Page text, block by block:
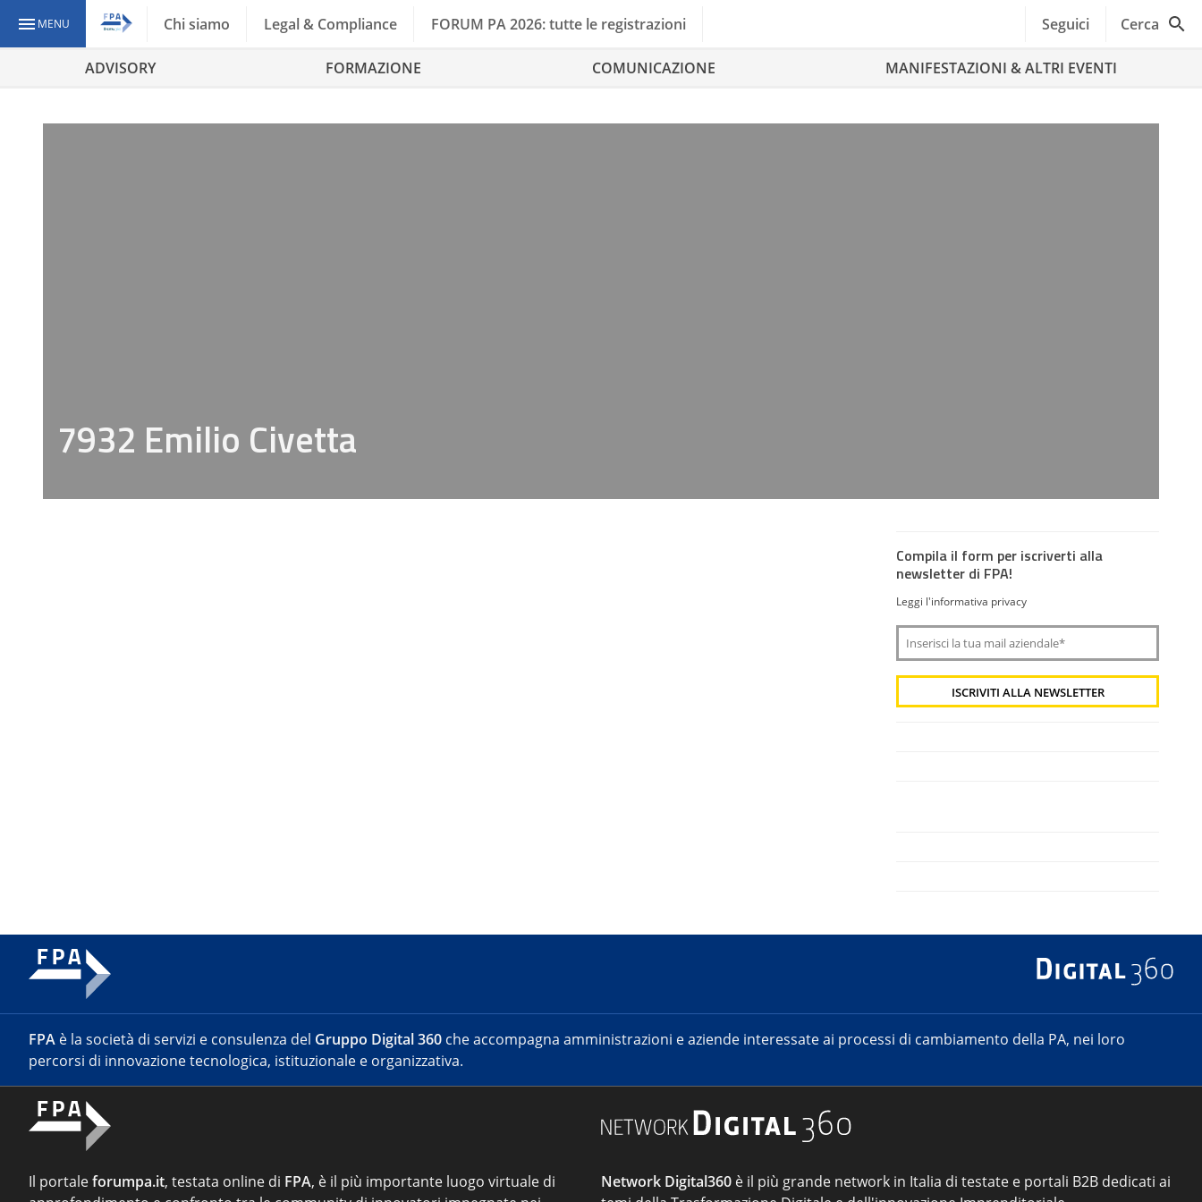
MENU Chi siamo Legal & Compliance FORUM PA 2026: tutte le registrazioni Seguici Cerca
ADVISORY FORMAZIONE COMUNICAZIONE MANIFESTAZIONI & ALTRI EVENTI
7932 Emilio Civetta
Compila il form per iscriverti alla
newsletter di FPA!
Leggi l'informativa privacy
FPA è la società di servizi e consulenza del Gruppo Digital 360 che accompagna amministrazioni e aziende interessate ai processi di cambiamento della PA, nei loro
percorsi di innovazione tecnologica, istituzionale e organizzativa.
Il portaleforumpa.it, testata online di FPA, è il più importante luogo virtuale di
Network Digital360 è il più grande network in Italia di testate e portali B2B dedicati ai